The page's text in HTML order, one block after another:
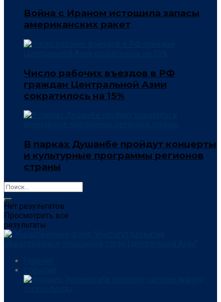
Война с Ираном истощила запасы
американских ракет
Число рабочих въездов в РФ
граждан Центральной Азии
сократилось на 15%
В парках Душанбе пройдут концерты
и культурные программы регионов
страны
Нет результатов
Просмотреть все
результаты